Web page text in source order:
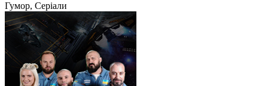
Гумор, Серіали